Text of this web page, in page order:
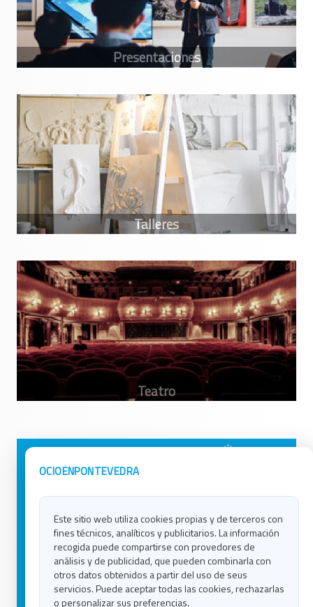
OCIOENPONTEVEDRA
Este sitio web utiliza cookies propias y de terceros con
fines técnicos, analíticos y publicitarios. La información
recogida puede compartirse con provedores de
análisis y de publicidad, que pueden combinarla con
otros datos obtenidos a partir del uso de seus
servicios. Puede aceptar todas las cookies, rechazarlas
o personalizar sus preferencias.
Avisos Legales
Contacto
Política de Cookies
Ocio en Lugo
Ocio en Ourense
Ocio en Pontevedra
Ocio en Santiago
Ocio en Vigo